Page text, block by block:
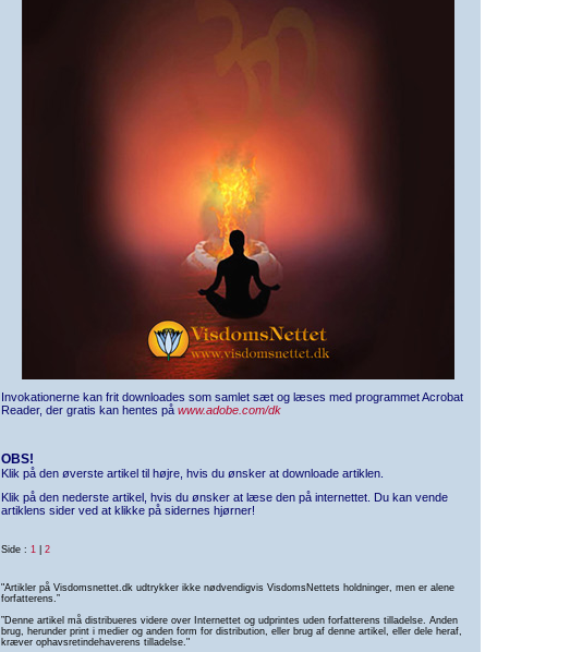
Invokationerne kan frit downloades som samlet sæt og læses med programmet Acrobat
Reader, der gratis kan hentes på www.adobe.com/dk
OBS!
Klik på den øverste artikel til højre, hvis du ønsker at downloade artiklen.
Klik på den nederste artikel, hvis du ønsker at læse den på internettet. Du kan vende
artiklens sider ved at klikke på sidernes hjørner!
Side : 1 2
"Artikler på Visdomsnettet.dk udtrykker ikke nødvendigvis VisdomsNettets holdninger, men er alene
forfatterens.”
”Denne artikel må distribueres videre over Internettet og udprintes uden forfatterens tilladelse. Anden
brug, herunder print i medier og anden form for distribution, eller brug af denne artikel, eller dele heraf,
kræver ophavsretindehaverens tilladelse."